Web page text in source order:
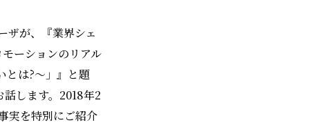
ザが、『業界シェ
ーションのリアル
とは?～」』と題
します。2018年2
実を特別にご紹介